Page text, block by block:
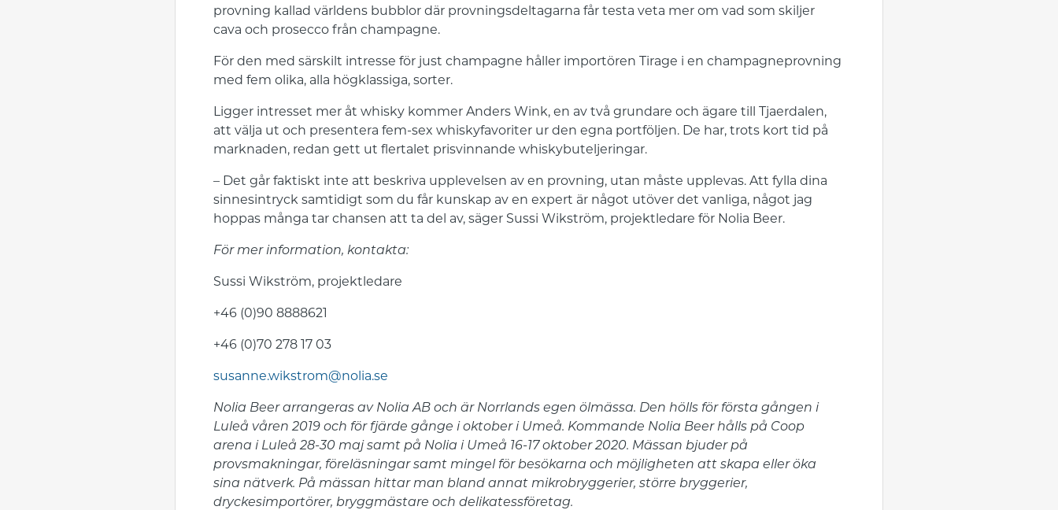
provning kallad världens bubblor där provningsdeltagarna får testa veta mer om vad som skiljer
cava och prosecco från champagne.
För den med särskilt intresse för just champagne håller importören Tirage i en champagneprovning
med fem olika, alla högklassiga, sorter.
Ligger intresset mer åt whisky kommer Anders Wink, en av två grundare och ägare till Tjaerdalen,
att välja ut och presentera fem-sex whiskyfavoriter ur den egna portföljen. De har, trots kort tid på
marknaden, redan gett ut flertalet prisvinnande whiskybuteljeringar.
– Det går faktiskt inte att beskriva upplevelsen av en provning, utan måste upplevas. Att fylla dina
sinnesintryck samtidigt som du får kunskap av en expert är något utöver det vanliga, något jag
hoppas många tar chansen att ta del av, säger Sussi Wikström, projektledare för Nolia Beer.
För mer information, kontakta:
Sussi Wikström, projektledare
+46 (0)90 8888621
+46 (0)70 278 17 03
susanne.wikstrom@nolia.se
Nolia Beer arrangeras av Nolia AB och är Norrlands egen ölmässa. Den hölls för första gången i
Luleå våren 2019 och för fjärde gånge i oktober i Umeå. Kommande Nolia Beer hålls på Coop
arena i Luleå 28-30 maj samt på Nolia i Umeå 16-17 oktober 2020. Mässan bjuder på
provsmakningar, föreläsningar samt mingel för besökarna och möjligheten att skapa eller öka
sina nätverk. På mässan hittar man bland annat mikrobryggerier, större bryggerier,
dryckesimportörer, bryggmästare och delikatessföretag.